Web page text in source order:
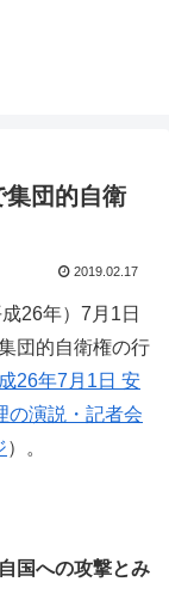
集団的自衛
2019.02.17
26年）7月1日
団的自衛権の行
26年7月1日 安
の演説・記者会
）。
国への攻撃とみ